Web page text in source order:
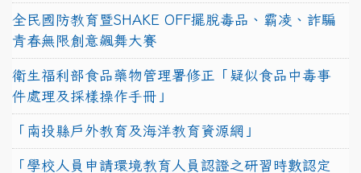
全民國防教育暨SHAKE OFF擺脫毒品、霸凌、詐騙
青春無限創意飆舞大賽
衛生福利部食品藥物管理署修正「疑似食品中毒事
件處理及採樣操作手冊」
「南投縣戶外教育及海洋教育資源網」
「學校人員申請環境教育人員認證之研習時數認定